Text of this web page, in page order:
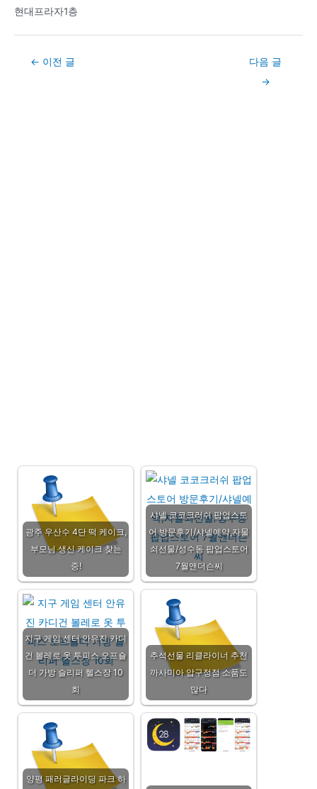
현대프라자1층
Post← 이전 글
다음 글
→
광주 우산수 4단 떡 케이크,
부모님 생신 케이크 찾는
중!
샤넬 코코크러쉬 팝업스토
어 방문후기/샤넬예약,자물
쇠선물/성수동 팝업스토어
7월앤더슨씨
지구 게임 센터 안유진 카디
건 볼레로 옷 투피스 오프숄
더 가방 슬리퍼 헬스장 10
회
추석선물 리클라이너 추천
까사미아 압구정점 소품도
많다
양평 패러글라이딩 파크 하